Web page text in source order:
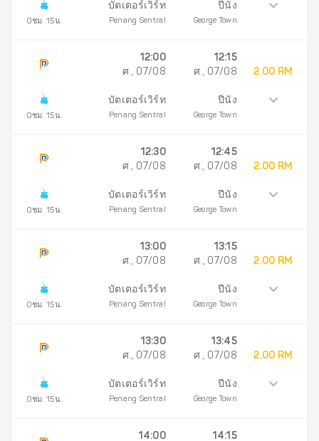
0ชม. 15น.
บัตเตอร์เวิร์ท
Penang Sentral
ปีนัง
George Town
0ชม. 15น.
12:00
ศ., 07/08
บัตเตอร์เวิร์ท
Penang Sentral
12:15
ศ., 07/08
ปีนัง
George Town
2.00 RM
0ชม. 15น.
12:30
ศ., 07/08
บัตเตอร์เวิร์ท
Penang Sentral
12:45
ศ., 07/08
ปีนัง
George Town
2.00 RM
0ชม. 15น.
13:00
ศ., 07/08
บัตเตอร์เวิร์ท
Penang Sentral
13:15
ศ., 07/08
ปีนัง
George Town
2.00 RM
0ชม. 15น.
13:30
ศ., 07/08
บัตเตอร์เวิร์ท
Penang Sentral
13:45
ศ., 07/08
ปีนัง
George Town
2.00 RM
14:00
14:15